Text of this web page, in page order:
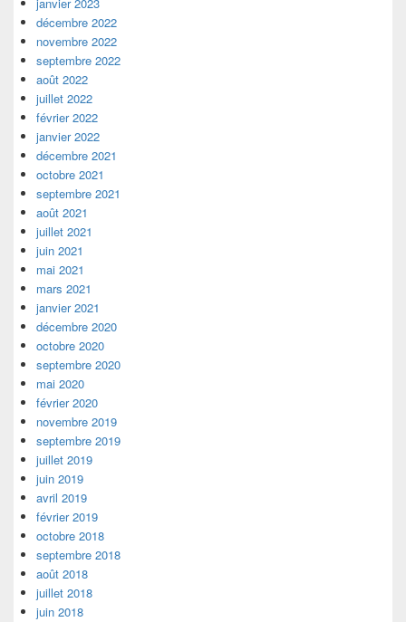
janvier 2023
décembre 2022
novembre 2022
septembre 2022
août 2022
juillet 2022
février 2022
janvier 2022
décembre 2021
octobre 2021
septembre 2021
août 2021
juillet 2021
juin 2021
mai 2021
mars 2021
janvier 2021
décembre 2020
octobre 2020
septembre 2020
mai 2020
février 2020
novembre 2019
septembre 2019
juillet 2019
juin 2019
avril 2019
février 2019
octobre 2018
septembre 2018
août 2018
juillet 2018
juin 2018